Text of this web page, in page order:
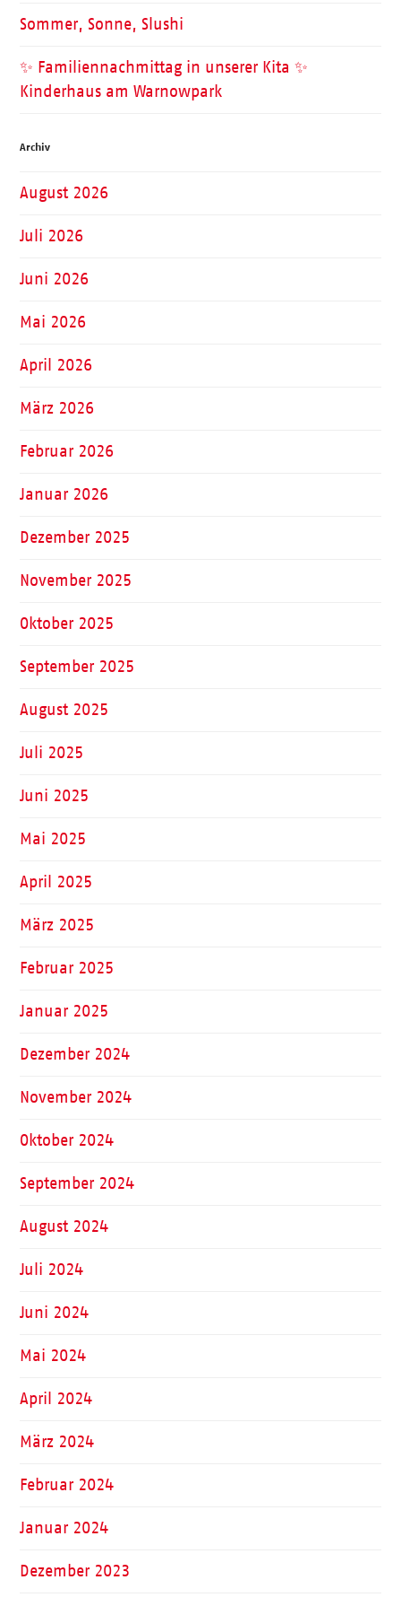
Sommer, Sonne, Slushi
✨ Familiennachmittag in unserer Kita ✨
Kinderhaus am Warnowpark
Archiv
August 2026
Juli 2026
Juni 2026
Mai 2026
April 2026
März 2026
Februar 2026
Januar 2026
Dezember 2025
November 2025
Oktober 2025
September 2025
August 2025
Juli 2025
Juni 2025
Mai 2025
April 2025
März 2025
Februar 2025
Januar 2025
Dezember 2024
November 2024
Oktober 2024
September 2024
August 2024
Juli 2024
Juni 2024
Mai 2024
April 2024
März 2024
Februar 2024
Januar 2024
Dezember 2023